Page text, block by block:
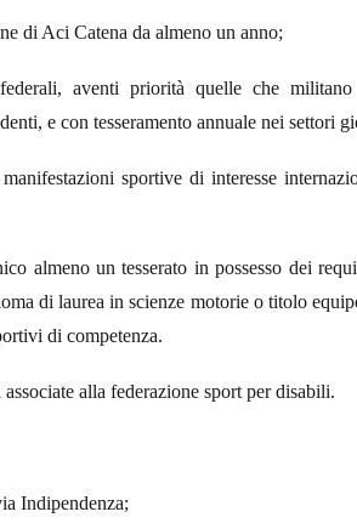
di Aci Catena da almeno un anno;
aventi priorità quelle che militano
e con tesseramento annuale nei settori
sportive di interesse
almeno un tesserato in possesso dei
di laurea in scienze motorie o titolo
di competenza.
alla federazione sport per disabili.
Indipendenza;